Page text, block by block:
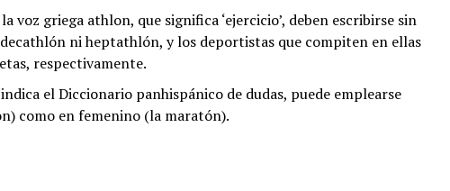
voz griega athlon, que significa ‘ejercicio’, deben escribirse sin
ni heptathlón, y los deportistas que compiten en ellas
respectivamente.
el Diccionario panhispánico de dudas, puede emplearse
como en femenino (la maratón).